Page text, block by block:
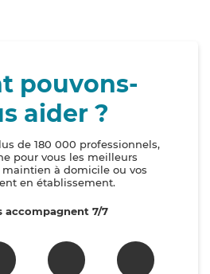
pouvons-
aider ?
de 180 000 professionnels,
pour vous les meilleurs
à domicile ou vos
en établissement.
accompagnent 7/7